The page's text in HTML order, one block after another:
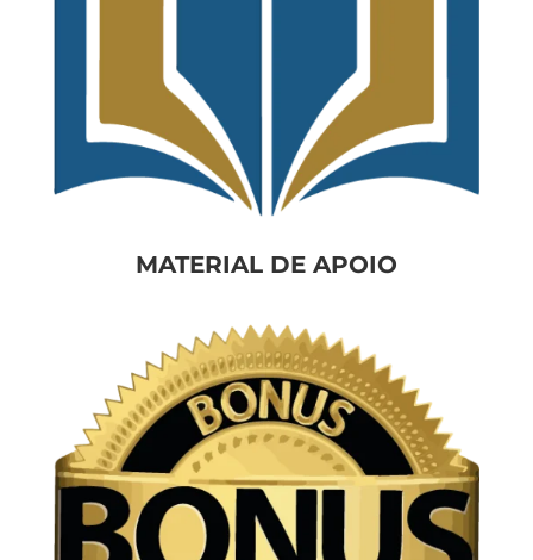
MATERIAL DE APOIO